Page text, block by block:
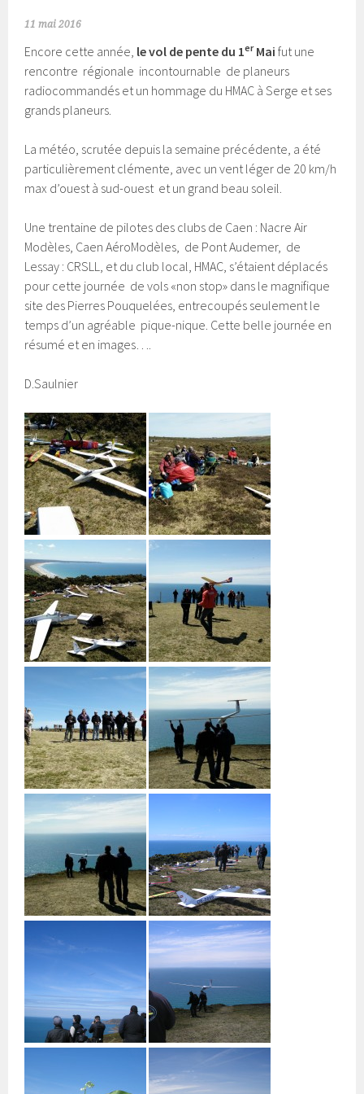
11 mai 2016
Encore cette année, le vol de pente du 1erMai fut une
rencontre régionale incontournable de planeurs
radiocommandés et un hommage du HMAC à Serge et ses
grands planeurs.
La météo, scrutée depuis la semaine précédente, a été
particulièrement clémente, avec un vent léger de 20 km/h
max d’ouest à sud-ouest et un grand beau soleil.
Une trentaine de pilotes des clubs de Caen : Nacre Air
Modèles, Caen AéroModèles, de Pont Audemer, de
Lessay : CRSLL, et du club local, HMAC, s’étaient déplacés
pour cette journée de vols «non stop» dans le magnifique
site des Pierres Pouquelées, entrecoupés seulement le
temps d’un agréable pique-nique. Cette belle journée en
résumé et en images….
D.Saulnier